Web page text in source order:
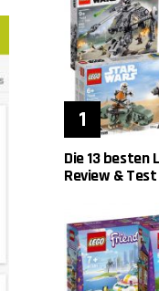
Die 13 besten
Review & Test